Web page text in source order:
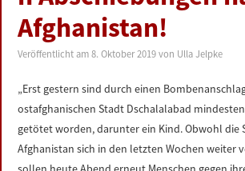
Afghanistan!
Veröffentlicht am8. Oktober 2019 von Ulla Jelpke
„Erst gestern sind durch einen
ostafghanischen Stadt Dschalalabad
getötet worden, darunter ein Kind. Obwohl die
Afghanistan sich in den letzten Wochen weiter